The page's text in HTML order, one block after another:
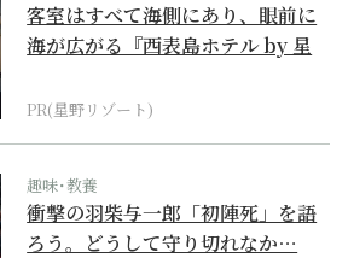
客室はすべて海側にあり、眼前に
海が広がる『西表島ホテル by 星
PR(星野リゾート)
趣味･教養
衝撃の羽柴与一郎「初陣死」を語
ろう。どうして守り切れなか…